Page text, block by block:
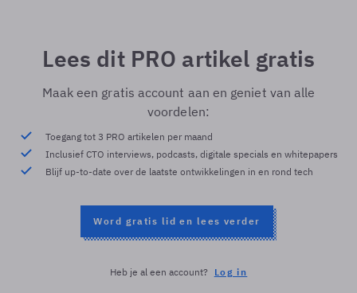
Lees dit PRO artikel gratis
Maak een gratis account aan en geniet van alle
voordelen:
Toegang tot 3 PRO artikelen per maand
Inclusief CTO interviews, podcasts, digitale specials en whitepapers
Blijf up-to-date over de laatste ontwikkelingen in en rond tech
Word gratis lid en lees verder
Heb je al een account? Log in